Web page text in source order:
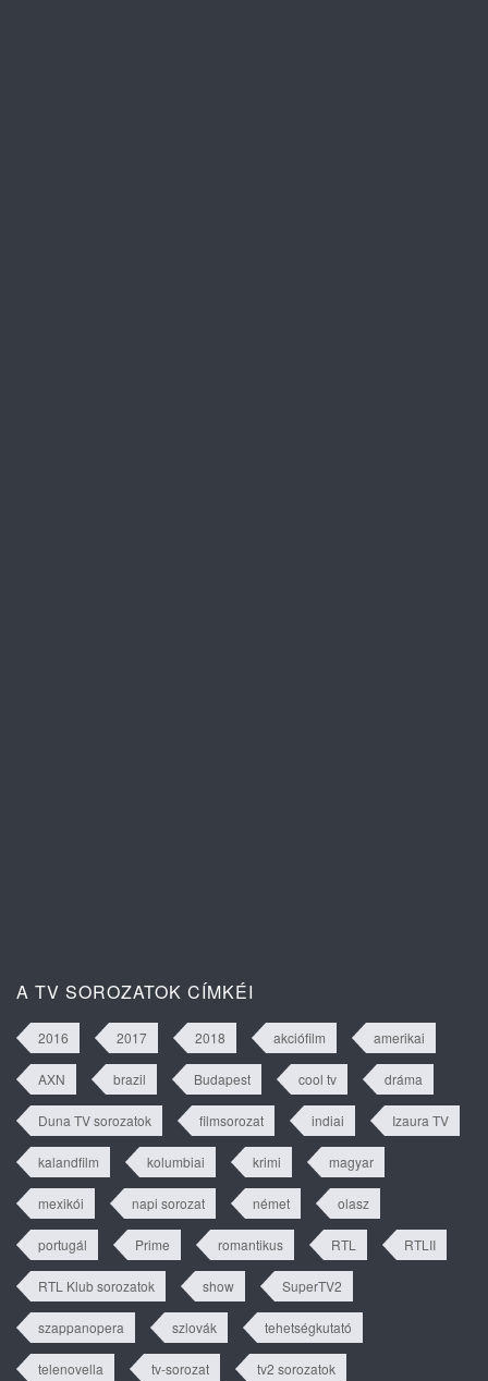
A TV SOROZATOK CÍMKÉI
2016 2017 2018 akciófilm amerikai
AXN brazil Budapest cool tv dráma
Duna TV sorozatok filmsorozat indiai Izaura TV
kalandfilm kolumbiai krimi magyar
mexikói napi sorozat német olasz
portugál Prime romantikus RTL RTLII
RTL Klub sorozatok show SuperTV2
szappanopera szlovák tehetségkutató
telenovella tv-sorozat tv2 sorozatok